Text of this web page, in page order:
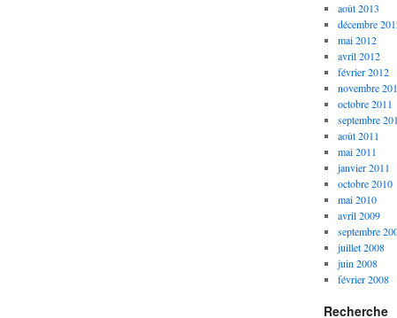
août 2013
décembre
mai 2012
avril 2012
février 2012
novembre
octobre 2011
septembre
août 2011
mai 2011
janvier 2011
octobre 2010
mai 2010
avril 2009
septembre
juillet 2008
juin 2008
février 2008
Recherche